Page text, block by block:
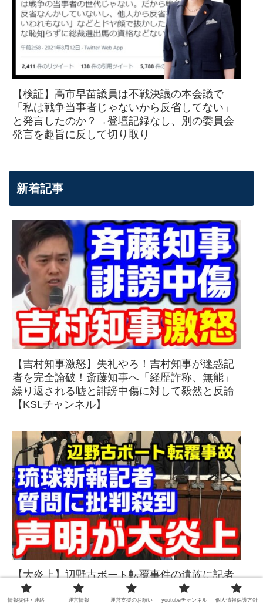
【検証】高市早苗議員は不戦決議の本会議で
「私は戦争当事者じゃないから反省してない」
と発言したのか？→登壇記録なし、別の委員会
発言を趣旨に反して切り取り
新着記事
【吉村知事激怒】失礼やろ！吉村知事が迷惑記
者を完全論破！斎藤知事へ「経歴詐称、無能」
繰り返される嘘と誹謗中傷に対して毅然と反論
【KSLチャンネル】
【大炎上】辺野古ボート転覆事件の遺族に記者
がトンデモ質問で批判殺到→琉球新報「訴える
ぞ！」訴訟恫喝でさらに炎上【KSLチャンネ
情報提供・連絡 運営情報 運営支援のお願い youtubeチャンネル 個人情報保護方針